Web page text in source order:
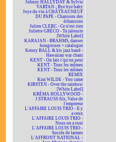
Johnny HALLYDAY & Sylvie
VARTAN - Bye bye baby
Joye du vin à CHÂTEAUNEUF
DU PAPE - Chansons des
échansons
Julien CLERC - Ce n'est rien
Juliette GRÉCO - Ta jalousie
[White Label]
KARAJAN - BRAHMS, danses
hongroises + catalogue
Kenny BALL & his jazz band -
Hawaiian war chant
KENT - On fait c'qu'on peut
KENT - Tous les mômes
KENT - Tous les mômes
REMIX
Kim WILDE - You came
KIRSTEN - Over the rainbow
[White Label]
KRÉMA HOLLYWOOD -
J.STRAUSS fils, Valse de
l'empereur
L'AFFAIRE LOUIS TRIO - Il y
a ceux
L'AFFAIRE LOUIS TRIO -
Nous on a tout
L'AFFAIRE LOUIS TRIO -
Succès de larmes
L'AFFRONT NATIONAL -